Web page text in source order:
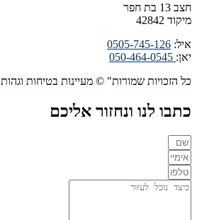
חצב 13 בת חפר
מיקוד 42842
איל: 0505-745-126
יאן: 050-464-0545
כל הזכויות שמורות" © מעיינות בטיחות וגהות
כתבו לנו ונחזור אליכם